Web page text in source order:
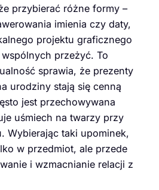
przybierać różne formy –
imienia czy daty,
projektu graficznego
przeżyć. To
sprawia, że prezenty
urodziny stają się cenną
jest przechowywana
uśmiech na twarzy przy
Wybierając taki upominek,
w przedmiot, ale przede
i wzmacnianie relacji z